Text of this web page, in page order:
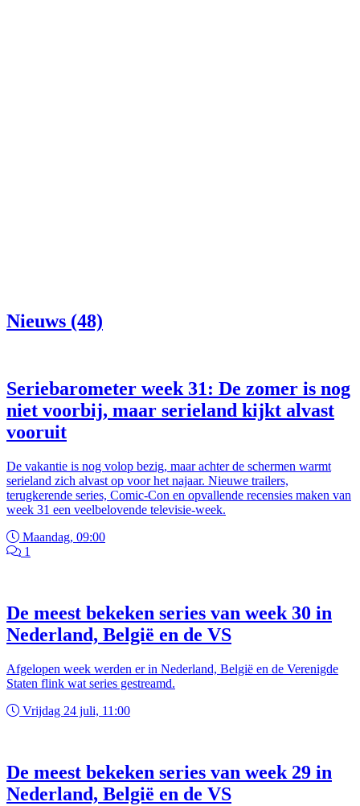
Nieuws (48)
Seriebarometer week 31: De zomer is nog
niet voorbij, maar serieland kijkt alvast
vooruit
De vakantie is nog volop bezig, maar achter de schermen warmt
serieland zich alvast op voor het najaar. Nieuwe trailers,
terugkerende series, Comic-Con en opvallende recensies maken van
week 31 een veelbelovende televisie-week.
Maandag, 09:00
1
De meest bekeken series van week 30 in
Nederland, België en de VS
Afgelopen week werden er in Nederland, België en de Verenigde
Staten flink wat series gestreamd.
Vrijdag 24 juli, 11:00
De meest bekeken series van week 29 in
Nederland, België en de VS